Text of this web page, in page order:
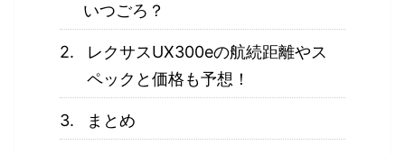
いつごろ？
レクサスUX300eの航続距離やス
ペックと価格も予想！
まとめ